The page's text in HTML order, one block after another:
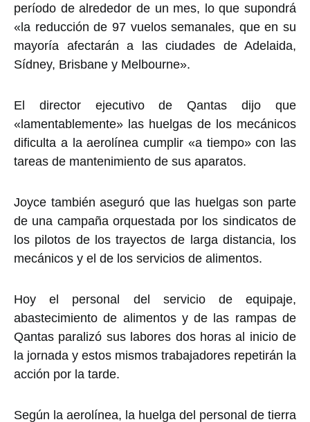
período de alrededor de un mes, lo que supondrá
«la reducción de 97 vuelos semanales, que en su
mayoría afectarán a las ciudades de Adelaida,
Sídney, Brisbane y Melbourne».
El director ejecutivo de Qantas dijo que
«lamentablemente» las huelgas de los mecánicos
dificulta a la aerolínea cumplir «a tiempo» con las
tareas de mantenimiento de sus aparatos.
Joyce también aseguró que las huelgas son parte
de una campaña orquestada por los sindicatos de
los pilotos de los trayectos de larga distancia, los
mecánicos y el de los servicios de alimentos.
Hoy el personal del servicio de equipaje,
abastecimiento de alimentos y de las rampas de
Qantas paralizó sus labores dos horas al inicio de
la jornada y estos mismos trabajadores repetirán la
acción por la tarde.
Según la aerolínea, la huelga del personal de tierra